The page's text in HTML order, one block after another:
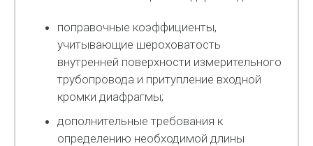
поправочные коэффициенты,
учитывающие шероховатость
внутренней поверхности измерительного
трубопровода и притупление входной
кромки диафрагмы;
дополнительные требования к
определению необходимой длины